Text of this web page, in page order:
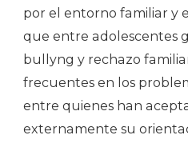
por el entorno familiar y
que entre adolescentes
bullyng y rechazo
frecuentes en los
entre quienes han
externamente su